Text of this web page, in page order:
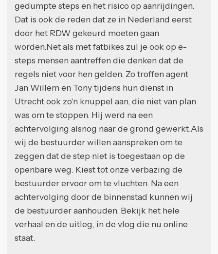
gedumpte steps en het risico op aanrijdingen.
Dat is ook de reden dat ze in Nederland eerst
door het RDW gekeurd moeten gaan
worden.Net als met fatbikes zul je ook op e-
steps mensen aantreffen die denken dat de
regels niet voor hen gelden. Zo troffen agent
Jan Willem en Tony tijdens hun dienst in
Utrecht ook zo'n knuppel aan, die niet van plan
was om te stoppen. Hij werd na een
achtervolging alsnog naar de grond gewerkt.Als
wij de bestuurder willen aanspreken om te
zeggen dat de step niet is toegestaan op de
openbare weg. Kiest tot onze verbazing de
bestuurder ervoor om te vluchten. Na een
achtervolging door de binnenstad kunnen wij
de bestuurder aanhouden. Bekijk het hele
verhaal en de uitleg, in de vlog die nu online
staat.